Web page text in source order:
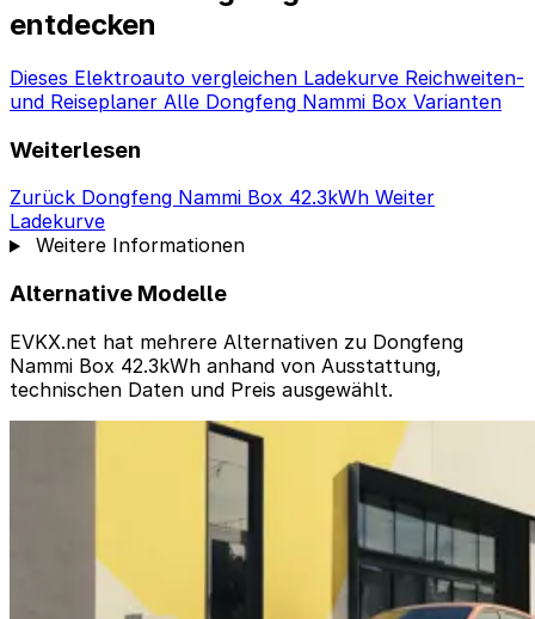
entdecken
Dieses Elektroauto vergleichen Ladekurve Reichweiten-
und Reiseplaner Alle Dongfeng Nammi Box Varianten
Weiterlesen
Zurück Dongfeng Nammi Box 42.3kWh Weiter
Ladekurve
Weitere Informationen
Alternative Modelle
EVKX.net hat mehrere Alternativen zu Dongfeng
Nammi Box 42.3kWh anhand von Ausstattung,
technischen Daten und Preis ausgewählt.